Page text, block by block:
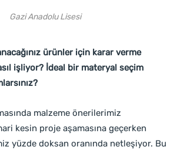
Gazi Anadolu Lisesi
ürünler için karar verme
işliyor? İdeal bir materyal seçim
malzeme önerilerimiz
kesin proje aşamasına geçerken
yüzde doksan oranında netleşiyor. Bu